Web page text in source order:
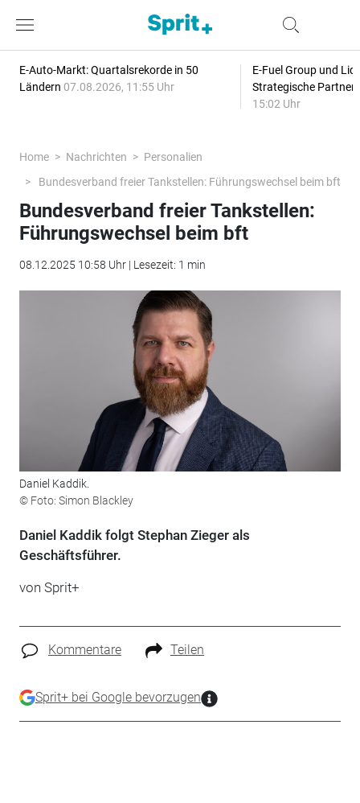
E-Auto-Markt: Quartalsrekorde in 50
Ländern 07.08.2026, 11:55 Uhr
E-Fuel Group und
Strategische
15:02 Uhr
Home Nachrichten
Personalien
Bundesverband freier Tankstellen: Führungswechsel beim bft
Bundesverband freier Tankstellen:
Führungswechsel beim bft
08.12.2025 10:58 Uhr | Lesezeit: 1 min
Daniel Kaddik.
© Foto: Simon Blackley
Daniel Kaddik folgt Stephan Zieger als
Geschäftsführer.
von Sprit+
Kommentare Teilen
Sprit+ bei Google bevorzugen